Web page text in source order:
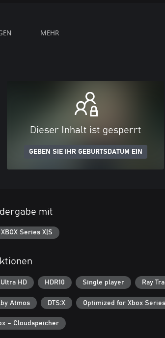
MEHR
Dieser Inhalt ist gesperrt
GEBEN SIE IHR GEBURTSDATUM EIN
mit
XBOX Series X|S
HD HDR10 Single player Ray
Atmos DTS:X Optimized for Xbox
– Cloudspeicher